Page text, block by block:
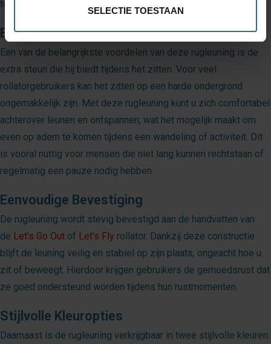
SELECTIE TOESTAAN
terwijl ze ook willen kunnen uitrusten wanneer dat nodig is.
Extra Steun bij het Zitten
Een van de belangrijkste voordelen van deze rugleuning is de
extra steun die hij biedt tijdens het zitten. Voor veel
rollatorgebruikers kan het zitten op een harde ondergrond
ongemakkelijk zijn. Met deze rugleuning kunt u zich comfortabel
achterover leunen en ontspannen, wat het mogelijk maakt om
even op adem te komen tijdens een wandeling of activiteit. Dit
is vooral nuttig voor mensen die niet lang kunnen rechtstaan of
regelmatig een pauze nodig hebben.
Eenvoudige Bevestiging
De rugleuning wordt stevig bevestigd aan de handvatten van
de Let’s Go Out of Let’s Fly rollator. Dankzij deze constructie
blijft de leuning veilig en stabiel op zijn plaats, ongeacht hoe u
zit of beweegt. Hierdoor krijgen gebruikers de gemoedsrust dat
ze goed ondersteund worden tijdens hun rustmomenten.
Stijlvolle Kleuropties
Daarnaast is de rugleuning verkrijgbaar in twee stijlvolle kleuren: